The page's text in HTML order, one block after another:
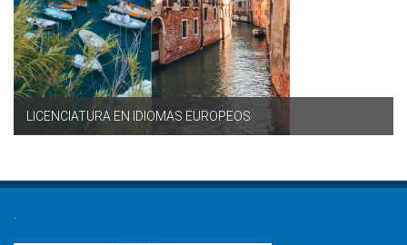
LICENCIATURA EN IDIOMAS EUROPEOS
.